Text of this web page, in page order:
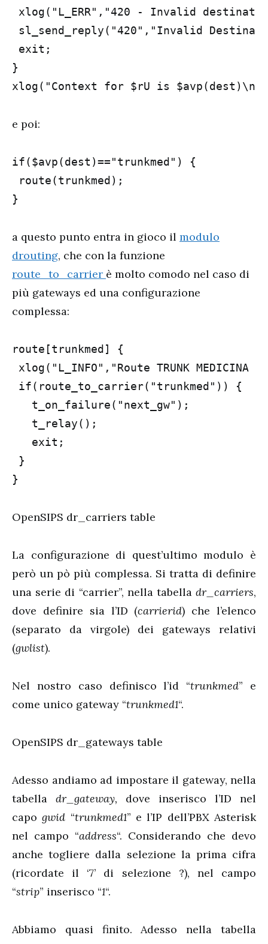
xlog("L_ERR","420 - Invalid
sl_send_reply("420","Invalid
exit;
}
xlog("Context for $rU is
e poi:
if($avp(dest)=="trunkmed") {
route(trunkmed);
}
a questo punto entra in gioco il modulo
drouting, che con la funzione
route_to_carrier è molto comodo nel caso di
più gateways ed una configurazione
complessa:
route[trunkmed] {
xlog("L_INFO","Route TRUNK
if(route_to_carrier("trunkmed")) {
   t_on_failure("next_gw");
   t_relay();
   exit;
}
}
OpenSIPS dr_carriers table
La configurazione di quest’ultimo modulo è
però un pò più complessa. Si tratta di definire
una serie di “carrier”, nella tabella dr_carriers,
dove definire sia l’ID (carrierid) che l’elenco
(separato da virgole) dei gateways relativi
(gwlist).
Nel nostro caso definisco l’id “trunkmed” e
come unico gateway “trunkmed1“.
OpenSIPS dr_gateways table
Adesso andiamo ad impostare il gateway, nella
tabella dr_gateway, dove inserisco l’ID nel
capogwid “trunkmed1” e l’IP dell’PBX Asterisk
nel campo “address“. Considerando che devo
anche togliere dalla selezione la prima cifra
(ricordate il ‘7’ di selezione ?), nel campo
“strip” inserisco “1“.
Abbiamo quasi finito. Adesso nella tabella